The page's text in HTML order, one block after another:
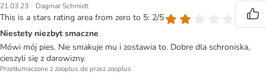
21.03.23 | Dagmar Schmidt
This is a stars rating area from zero to 5: 2/5
Niestety niezbyt smaczne
Mówi mój pies. Nie smakuje mu i zostawia to. Dobre dla schroniska,
cieszyli się z darowizny.
Przetłumaczone z zooplus.de przez zooplus